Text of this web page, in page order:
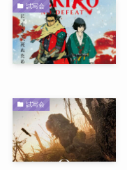
試写会
試写会